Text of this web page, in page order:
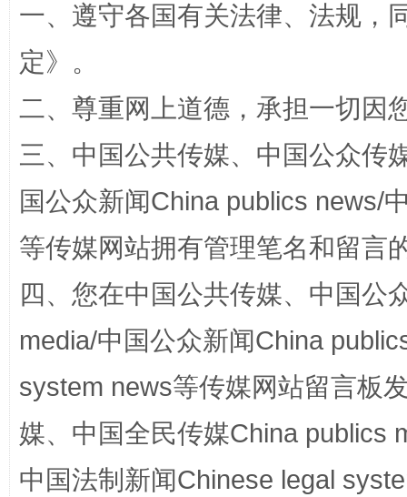
一、遵守各国有关法律、法规，
定》。
二、尊重网上道德，承担一切因
三、中国公共传媒、中国公众传
国公众新闻China publics news/
等传媒网站拥有管理笔名和留言
四、您在中国公共传媒、中国公
media/中国公众新闻China
system news等传媒网站留言板
媒、中国全民传媒China publics
中国法制新闻Chinese legal